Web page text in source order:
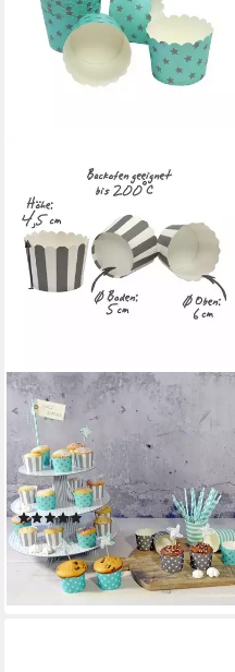
FRAU WUNDERVOLL
Muffinform Muffin
Backformen, klein
Durchmesser 5 cm, türkis,
(25-tlg)
(1)
ab 3,99 €
lieferbar - in 2-3 Werktagen bei dir